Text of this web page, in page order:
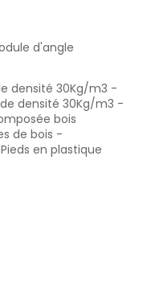
d'angle
densité 30Kg/m3 -
densité 30Kg/m3 -
bois
de bois -
en plastique